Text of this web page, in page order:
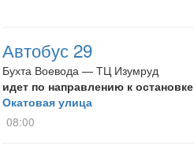
Автобус 29
Бухта Воевода — ТЦ Изумруд
идет по направлению к остановке
Окатовая улица
08:00